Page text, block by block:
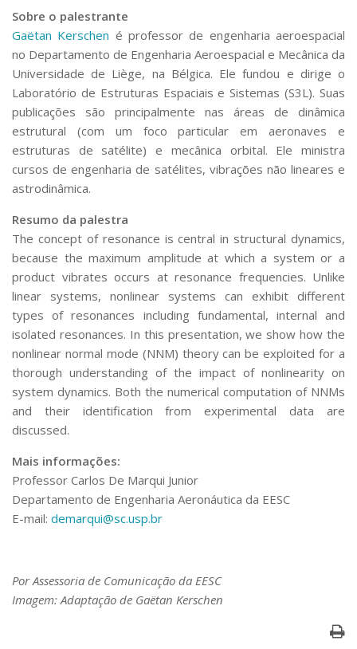
Segurança, Trânsito e Prevenção
RH, Administrativo e Financeiro
Outros serviços
Comunicação
Assessorias e Mídias
Aplicativos e Sites
Jornal da USP
Agenda de Eventos
Defesa de Teses
Sobre o palestrante
Gaëtan Kerschen é professor de engenharia aeroespacial
no Departamento de Engenharia Aeroespacial e Mecânica da
Universidade de Liège, na Bélgica. Ele fundou e dirige o
Laboratório de Estruturas Espaciais e Sistemas (S3L). Suas
publicações são principalmente nas áreas de dinâmica
estrutural (com um foco particular em aeronaves e
estruturas de satélite) e mecânica orbital. Ele ministra
cursos de engenharia de satélites, vibrações não lineares e
astrodinâmica.
Resumo da palestra
The concept of resonance is central in structural dynamics,
because the maximum amplitude at which a system or a
product vibrates occurs at resonance frequencies. Unlike
linear systems, nonlinear systems can exhibit different
types of resonances including fundamental, internal and
isolated resonances. In this presentation, we show how the
nonlinear normal mode (NNM) theory can be exploited for a
thorough understanding of the impact of nonlinearity on
system dynamics. Both the numerical computation of NNMs
and their identification from experimental data are
discussed.
Mais informações:
Professor Carlos De Marqui Junior
Departamento de Engenharia Aeronáutica da EESC
E-mail: demarqui@sc.usp.br
Por Assessoria de Comunicação da EESC
Imagem: Adaptação de Gaëtan Kerschen